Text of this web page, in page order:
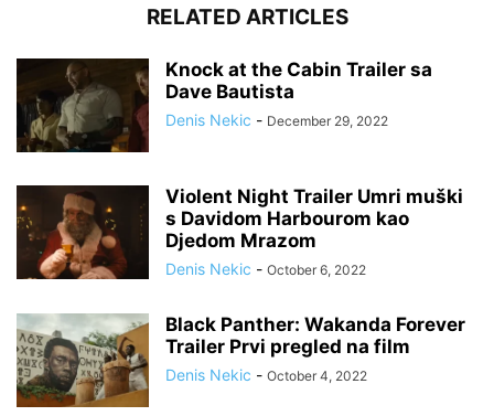
RELATED ARTICLES
Knock at the Cabin Trailer sa
Dave Bautista
Denis Nekic - December 29, 2022
Violent Night Trailer Umri muški
s Davidom Harbourom kao
Djedom Mrazom
Denis Nekic - October 6, 2022
Black Panther: Wakanda Forever
Trailer Prvi pregled na film
Denis Nekic - October 4, 2022